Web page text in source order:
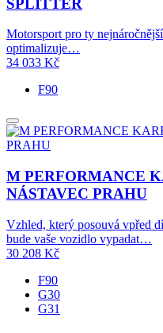
Motorsport pro ty
optimalizuje…
34 033 Kč
F90
M PERFORMANCE
NÁSTAVEC PRAHU
Vzhled, který posouvá vpřed
bude vaše vozidlo vypadat…
30 208 Kč
F90
G30
G31